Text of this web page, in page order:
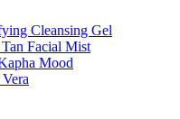
Cleansing Gel
Facial Mist
Mood